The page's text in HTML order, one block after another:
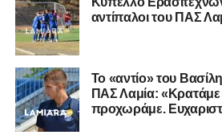
αντίπαλοι του ΠΑΣ
Το «αντίο» του
ΠΑΣ Λαμία: «Κρατάμε
προχωράμε.